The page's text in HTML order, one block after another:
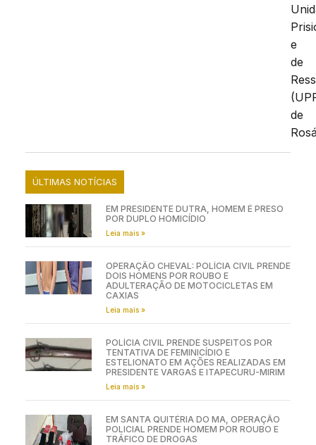
e
de
de
ÚLTIMAS NOTÍCIAS
EM PRESIDENTE DUTRA, HOMEM É PRESO
POR DUPLO HOMICÍDIO
Leia mais »
OPERAÇÃO CHEVAL: POLÍCIA CIVIL PRENDE
DOIS HOMENS POR ROUBO E
ADULTERAÇÃO DE MOTOCICLETAS EM
CAXIAS
Leia mais »
POLÍCIA CIVIL PRENDE SUSPEITOS POR
TENTATIVA DE FEMINICÍDIO E
ESTELIONATO EM AÇÕES REALIZADAS EM
PRESIDENTE VARGAS E ITAPECURU-MIRIM
Leia mais »
EM SANTA QUITÉRIA DO MA, OPERAÇÃO
POLICIAL PRENDE HOMEM POR ROUBO E
TRÁFICO DE DROGAS